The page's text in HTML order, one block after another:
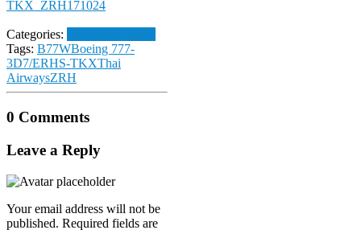
Categories:
Tags: B77WBoeing 777-
3D7/ERHS-TKXThai
AirwaysZRH
0 Comments
Leave a Reply
Your email address will not be
published. Required fields are